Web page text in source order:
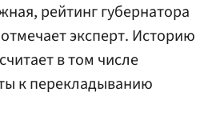
рейтинг губернатора
эксперт. Историю
в том числе
к перекладыванию